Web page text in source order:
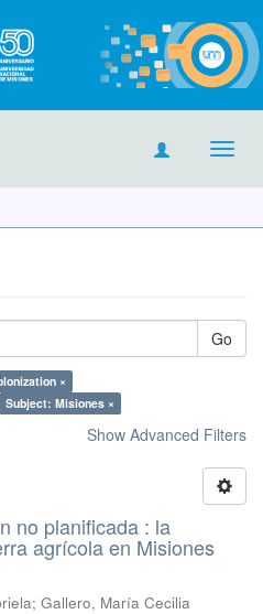
Go
×
Subject: Misiones ×
Show Advanced Filters
no planificada : la
agrícola en Misiones
Gallero, María Cecilia